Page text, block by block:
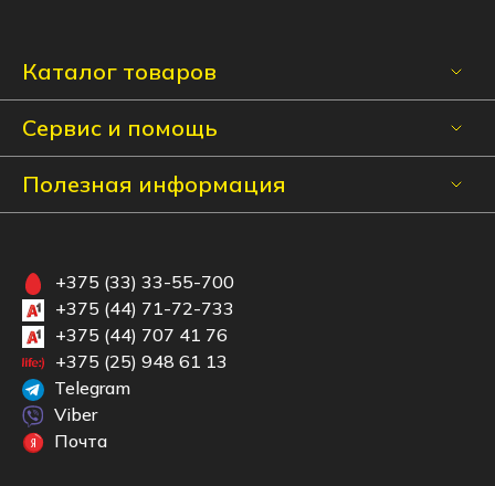
Каталог товаров
Сервис и помощь
Полезная информация
+375 (33) 33-55-700
+375 (44) 71-72-733
+375 (44) 707 41 76
+375 (25) 948 61 13
Telegram
Viber
Почта